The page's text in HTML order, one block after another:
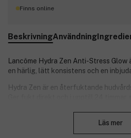
Finns online
BeskrivningAnvändning
Lancôme Hydra Zen Anti-Stress Glow
en härlig, lätt konsistens och en
Hydra Zen är en återfuktande
Läs mer